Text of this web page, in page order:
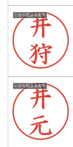
いから始まる名字
いから始まる名字